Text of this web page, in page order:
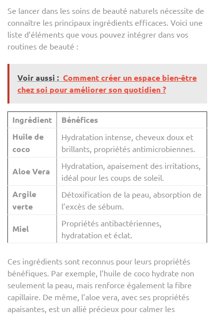
Se lancer dans les soins de beauté naturels nécessite de
connaître les principaux ingrédients efficaces. Voici une
liste d’éléments que vous pouvez intégrer dans vos
routines de beauté :
Voir aussi : Comment créer un espace bien-être
chez soi pour améliorer son quotidien ?
Ingrédient
Bénéfices
Huile de
coco
Hydratation intense, cheveux doux et
brillants, propriétés antimicrobiennes.
Aloe Vera
Hydratation, apaisement des irritations,
idéal pour les coups de soleil.
Argile
verte
Détoxification de la peau, absorption de
l’excès de sébum.
Miel
Propriétés antibactériennes,
hydratation et éclat.
Ces ingrédients sont reconnus pour leurs propriétés
bénéfiques. Par exemple, l’huile de coco hydrate non
seulement la peau, mais renforce également la fibre
capillaire. De même, l’aloe vera, avec ses propriétés
apaisantes, est un allié précieux pour calmer les